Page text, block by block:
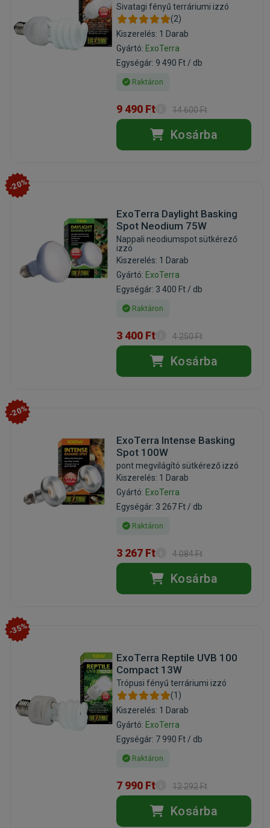
Sivatagi fényű terráriumi izzó
(2)
Kiszerelés: 1 Darab
Gyártó: ExoTerra
Egységár: 9 490 Ft / db
Raktáron
9 490 Ft 14 600 Ft
Kosárba
-20%
ExoTerra Daylight Basking
Spot Neodium 75W
Nappali neodiumspot sütkérező
izzó
Kiszerelés: 1 Darab
Gyártó: ExoTerra
Egységár: 3 400 Ft / db
Raktáron
3 400 Ft 4 250 Ft
Kosárba
-20%
ExoTerra Intense Basking
Spot 100W
pont megvilágító sütkérező izzó
Kiszerelés: 1 Darab
Gyártó: ExoTerra
Egységár: 3 267 Ft / db
Raktáron
3 267 Ft 4 084 Ft
Kosárba
-35%
ExoTerra Reptile UVB 100
Compact 13W
Trópusi fényű terráriumi izzó
(1)
Kiszerelés: 1 Darab
Gyártó: ExoTerra
Egységár: 7 990 Ft / db
Raktáron
7 990 Ft 12 292 Ft
Kosárba